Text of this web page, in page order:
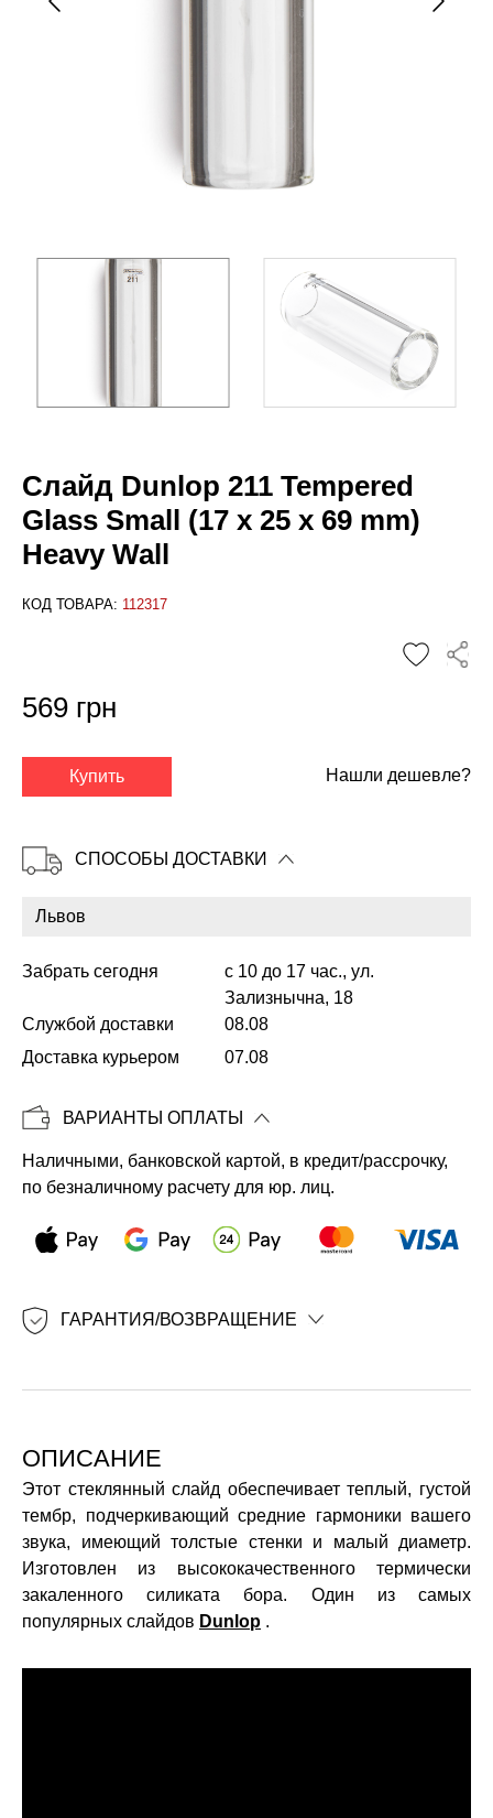
Слайд Dunlop 211 Tempered
Glass Small (17 x 25 x 69 mm)
Heavy Wall
КОД ТОВАРА: 112317
Копировать
569 грн
Купить Нашли дешевле?
СПОСОБЫ ДОСТАВКИ
Забрать сегодня
с 10 до 17 час., ул.
Зализнычна, 18
Службой доставки
08.08
Доставка курьером
07.08
ВАРИАНТЫ ОПЛАТЫ
Наличными, банковской картой, в кредит/рассрочку,
по безналичному расчету для юр. лиц.
ГАРАНТИЯ/ВОЗВРАЩЕНИЕ
ОПИСАНИЕ
Этот стеклянный слайд обеспечивает теплый, густой
тембр, подчеркивающий средние гармоники вашего
звука, имеющий толстые стенки и малый диаметр.
Изготовлен из высококачественного термически
закаленного силиката бора. Один из самых
популярных слайдов Dunlop .